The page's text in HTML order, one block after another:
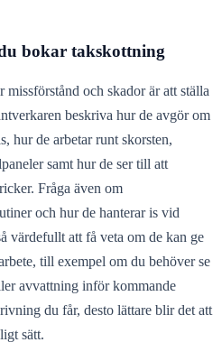
bokar takskottning
och skador är att ställa
beskriva hur de avgör om
hur de arbetar runt skorsten,
samt hur de ser till att
Fråga även om
och hur de hanterar is vid
värdefullt att få veta om de kan ge
till exempel om du behöver se
avvattning inför kommande
du får, desto lättare blir det att
sätt.